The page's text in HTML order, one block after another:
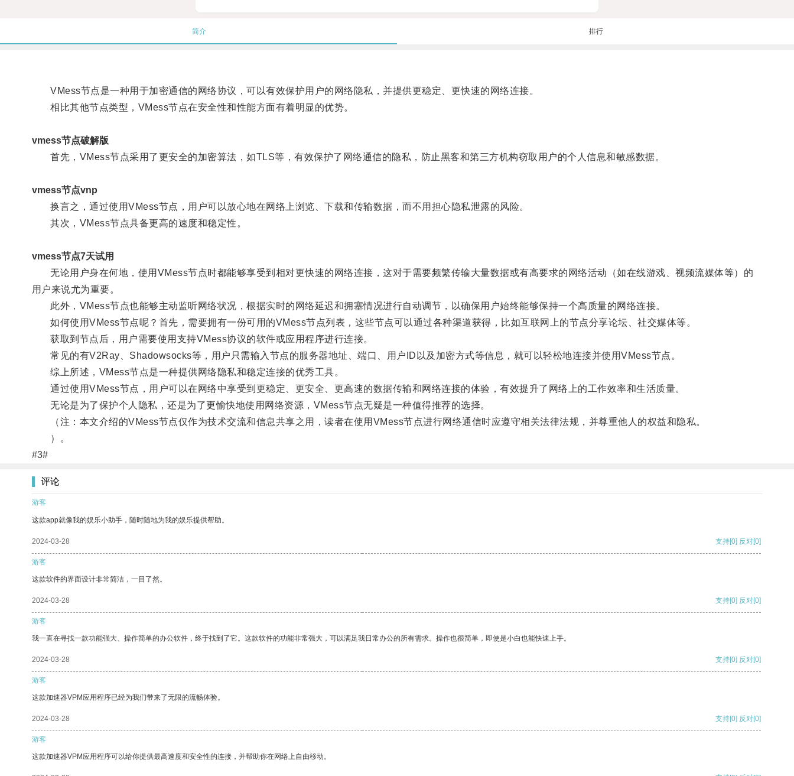
简介 排行
VMess节点是一种用于加密通信的网络协议，可以有效保护用户的网络隐私，并提供更稳定、更快速的网络连接。
相比其他节点类型，VMess节点在安全性和性能方面有着明显的优势。
vmess节点破解版
首先，VMess节点采用了更安全的加密算法，如TLS等，有效保护了网络通信的隐私，防止黑客和第三方机构窃取用户的个人信息和敏感数据。
vmess节点vnp
换言之，通过使用VMess节点，用户可以放心地在网络上浏览、下载和传输数据，而不用担心隐私泄露的风险。
其次，VMess节点具备更高的速度和稳定性。
vmess节点7天试用
无论用户身在何地，使用VMess节点时都能够享受到相对更快速的网络连接，这对于需要频繁传输大量数据或有高要求的网络活动（如在线游戏、视频流媒体等）的
用户来说尤为重要。
此外，VMess节点也能够主动监听网络状况，根据实时的网络延迟和拥塞情况进行自动调节，以确保用户始终能够保持一个高质量的网络连接。
如何使用VMess节点呢？首先，需要拥有一份可用的VMess节点列表，这些节点可以通过各种渠道获得，比如互联网上的节点分享论坛、社交媒体等。
获取到节点后，用户需要使用支持VMess协议的软件或应用程序进行连接。
常见的有V2Ray、Shadowsocks等，用户只需输入节点的服务器地址、端口、用户ID以及加密方式等信息，就可以轻松地连接并使用VMess节点。
综上所述，VMess节点是一种提供网络隐私和稳定连接的优秀工具。
通过使用VMess节点，用户可以在网络中享受到更稳定、更安全、更高速的数据传输和网络连接的体验，有效提升了网络上的工作效率和生活质量。
无论是为了保护个人隐私，还是为了更愉快地使用网络资源，VMess节点无疑是一种值得推荐的选择。
（注：本文介绍的VMess节点仅作为技术交流和信息共享之用，读者在使用VMess节点进行网络通信时应遵守相关法律法规，并尊重他人的权益和隐私。
）。
#3#
评论
游客
这款app就像我的娱乐小助手，随时随地为我的娱乐提供帮助。
2024-03-28 支持[0] 反对[0]
游客
这款软件的界面设计非常简洁，一目了然。
2024-03-28 支持[0] 反对[0]
游客
我一直在寻找一款功能强大、操作简单的办公软件，终于找到了它。这款软件的功能非常强大，可以满足我日常办公的所有需求。操作也很简单，即使是小白也能快速上手。
2024-03-28 支持[0] 反对[0]
游客
这款加速器VPM应用程序已经为我们带来了无限的流畅体验。
2024-03-28 支持[0] 反对[0]
游客
这款加速器VPM应用程序可以给你提供最高速度和安全性的连接，并帮助你在网络上自由移动。